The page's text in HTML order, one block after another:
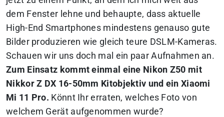
dem Fenster lehne und behaupte, dass aktuelle
High-End Smartphones mindestens genauso gute
Bilder produzieren wie gleich teure DSLM-Kameras.
Schauen wir uns doch mal ein paar Aufnahmen an.
Zum Einsatz kommt einmal eine Nikon Z50 mit
Nikkor Z DX 16-50mm Kitobjektiv und ein Xiaomi
Mi 11 Pro. Könnt Ihr erraten, welches Foto von
welchem Gerät aufgenommen wurde?